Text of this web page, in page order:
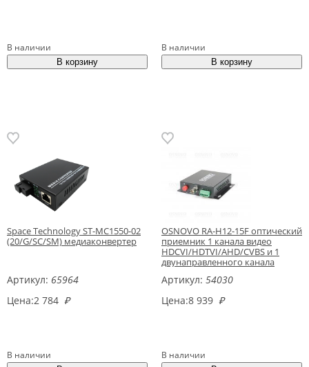
В наличии В наличии
Space Technology ST-MC1550-02
(20/G/SC/SM) медиаконвертер
Артикул: 65964
Цена:2 784 ₽
В наличии
OSNOVO RA-H12-15F оптический
приемник 1 канала видео
HDCVI/HDTVI/AHD/CVBS и 1
двунаправленного канала
Артикул: 54030
Цена:8 939 ₽
В наличии